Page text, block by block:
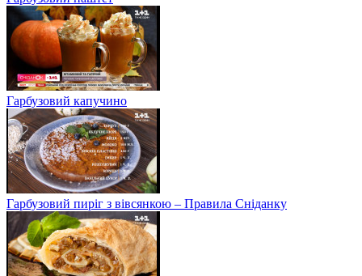
Гарбузовий капучино
Гарбузовий пиріг з вівсянкою – Правила Сніданку